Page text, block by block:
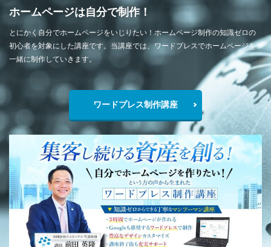
ホームページは自分で制作！
とにかく自分でホームページをいじりたい！ホームページ制作の知識ゼロの
初心者を対象にした講座です。当講座では、ワードプレスでホームページを
一緒に制作していきます。
ワードプレス制作講座